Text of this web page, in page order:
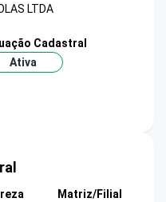
LTDA
Cadastral
Ativa
Matriz/Filial